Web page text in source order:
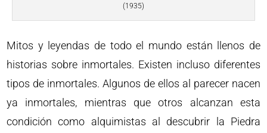
(1935)
Mitos y leyendas de todo el mundo están llenos de
historias sobre inmortales. Existen incluso diferentes
tipos de inmortales. Algunos de ellos al parecer nacen
ya inmortales, mientras que otros alcanzan esta
condición como alquimistas al descubrir la Piedra